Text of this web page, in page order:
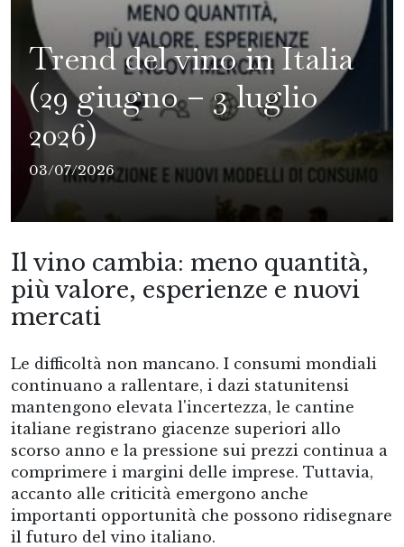
Trend del vino in Italia
(29 giugno – 3 luglio
2026)
03/07/2026
Il vino cambia: meno quantità,
più valore, esperienze e nuovi
mercati
Le difficoltà non mancano. I consumi mondiali
continuano a rallentare, i dazi statunitensi
mantengono elevata l'incertezza, le cantine
italiane registrano giacenze superiori allo
scorso anno e la pressione sui prezzi continua a
comprimere i margini delle imprese. Tuttavia,
accanto alle criticità emergono anche
importanti opportunità che possono ridisegnare
il futuro del vino italiano.